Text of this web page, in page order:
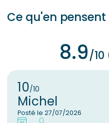
Ce qu'en
8.9/10
10/10
Michel
Posté le 27/07/2026